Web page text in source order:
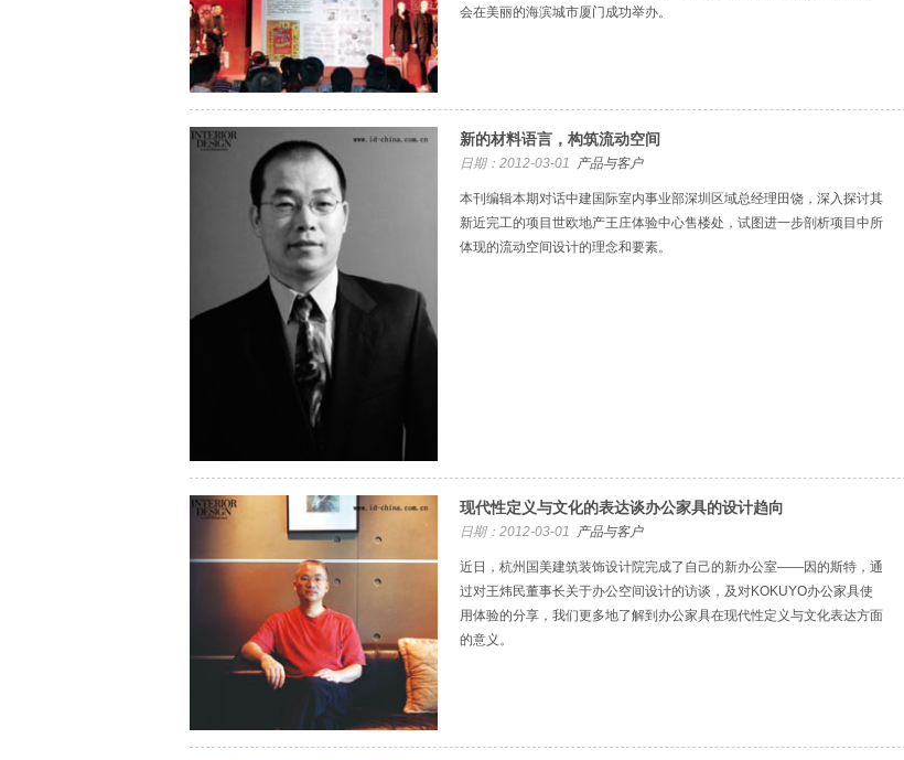
会在美丽的海滨城市厦门成功举办。
新的材料语言，构筑流动空间
日期：2012-03-01 产品与客户
本刊编辑本期对话中建国际室内事业部深圳区域总经理田饶，深入探讨其
新近完工的项目世欧地产王庄体验中心售楼处，试图进一步剖析项目中所
体现的流动空间设计的理念和要素。
现代性定义与文化的表达谈办公家具的设计趋向
日期：2012-03-01 产品与客户
近日，杭州国美建筑装饰设计院完成了自己的新办公室——因的斯特，通
过对王炜民董事长关于办公空间设计的访谈，及对KOKUYO办公家具使
用体验的分享，我们更多地了解到办公家具在现代性定义与文化表达方面
的意义。